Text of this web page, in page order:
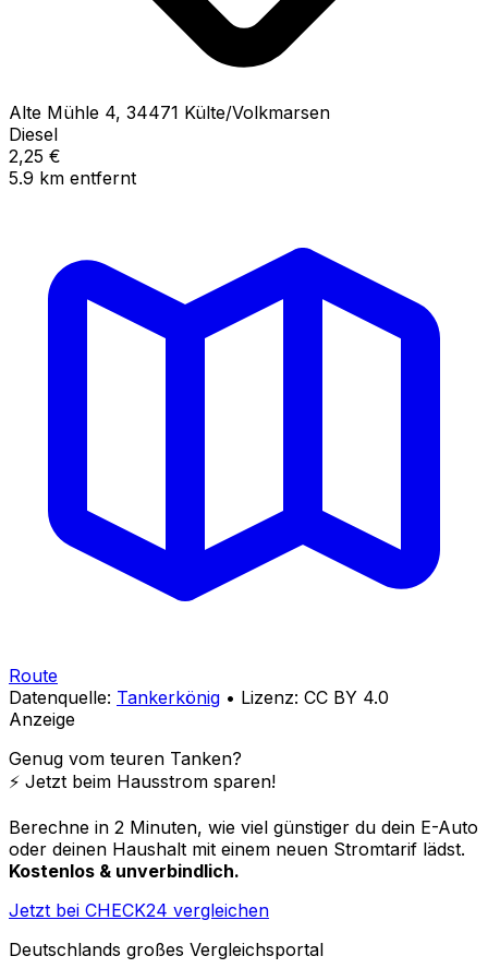
Alte Mühle 4, 34471 Külte/Volkmarsen
Diesel
2,25 €
5.9 km entfernt
Route
Datenquelle: Tankerkönig • Lizenz: CC BY 4.0
Anzeige
Genug vom teuren Tanken?
⚡️ Jetzt beim Hausstrom sparen!
Berechne in 2 Minuten, wie viel günstiger du dein E-Auto
oder deinen Haushalt mit einem neuen Stromtarif lädst.
Kostenlos & unverbindlich.
Jetzt bei CHECK24 vergleichen
Deutschlands großes Vergleichsportal